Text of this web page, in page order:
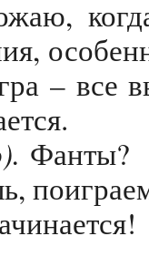
– все
Фанты?